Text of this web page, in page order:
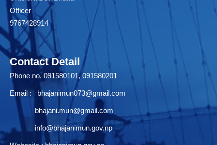
Officer
9767428914
Contact Detail
Phone no. 091580101, 091580201
Email : bhajanimun073@gmail.com
bhajani.mun@gmail.com
info@bhajanimun.gov.np